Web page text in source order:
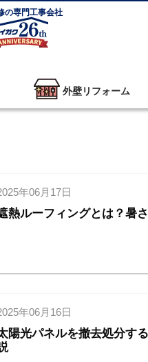
の専門工事会社
外壁リフォーム
年06月17日
熱ルーフィングとは？暑
年06月16日
陽光パネルを撤去処分す